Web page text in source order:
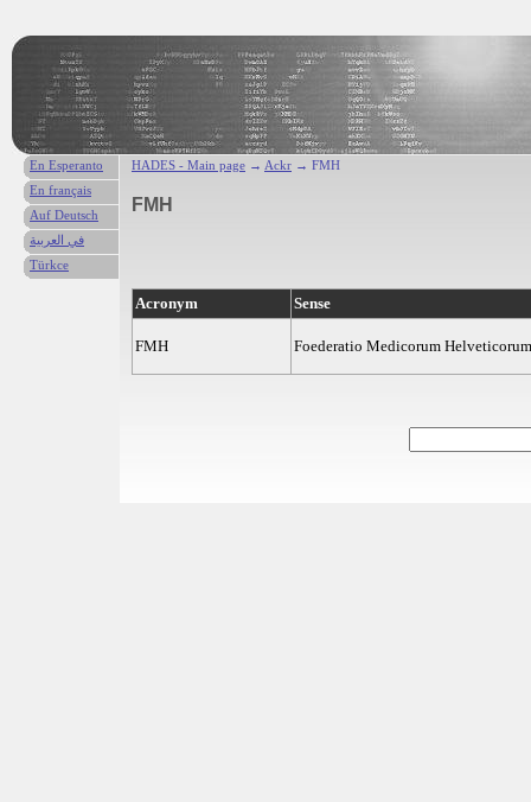
HADES - Main page → Ackr → FMH
FMH
Acronym Sense
FMH Foederatio Medicorum Helveticorum
En Esperanto
En français
Auf Deutsch
في العربية
Türkce